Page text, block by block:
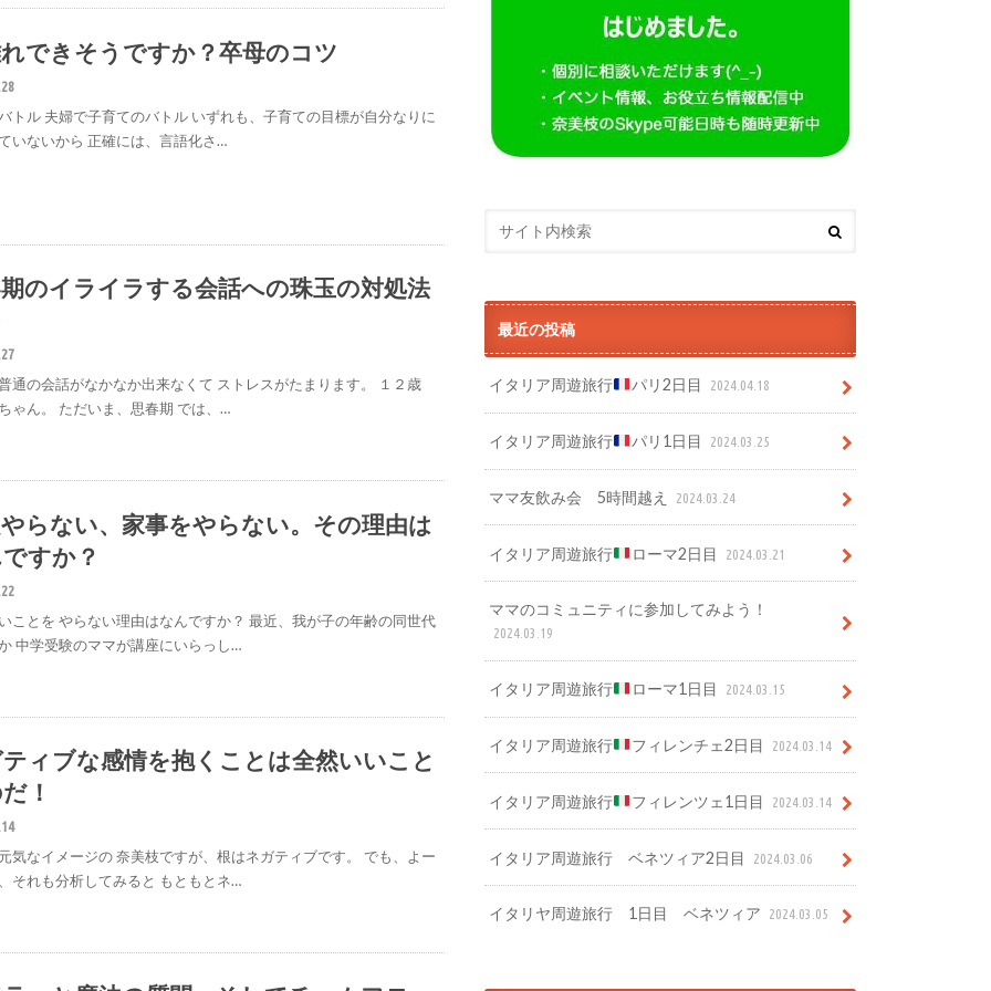
できそうですか？卒母のコツ
トル 夫婦で子育てのバトル いずれも、子育ての目標が自分なりに
いないから 正確には、言語化さ…
のイライラする会話への珠玉の対処法
通の会話がなかなか出来なくて ストレスがたまります。 １２歳
ゃん。 ただいま、思春期 では、…
らない、家事をやらない。その理由は
すか？
ことを やらない理由はなんですか？ 最近、我が子の年齢の同世代
中学受験のママが講座にいらっし…
ィブな感情を抱くことは全然いいこと
！
気なイメージの 奈美枝ですが、根はネガティブです。 でも、よー
それも分析してみると もともとネ…
最近の投稿
イタリア周遊旅行 パリ2日目 2024.04.18
イタリア周遊旅行 パリ1日目 2024.03.25
ママ友飲み会 5時間越え 2024.03.24
イタリア周遊旅行 ローマ2日目 2024.03.21
ママのコミュニティに参加してみよう！
2024.03.19
イタリア周遊旅行 ローマ1日目 2024.03.15
イタリア周遊旅行 フィレンチェ2日目 2024.03.14
イタリア周遊旅行 フィレンツェ1日目 2024.03.14
イタリア周遊旅行 ベネツィア2日目 2024.03.06
イタリヤ周遊旅行 1日目 ベネツィア 2024.03.05